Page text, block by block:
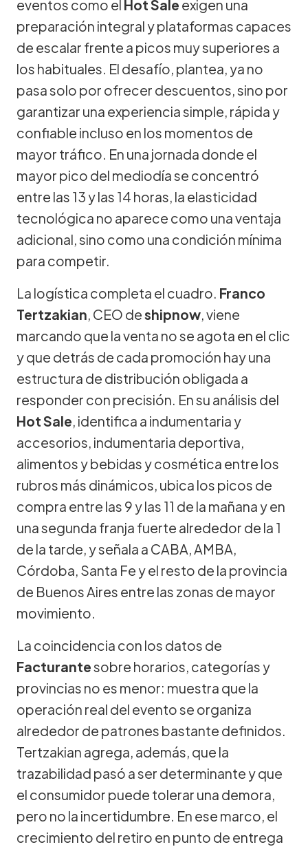
eventos como el Hot Sale exigen una
preparación integral y plataformas capaces
de escalar frente a picos muy superiores a
los habituales. El desafío, plantea, ya no
pasa solo por ofrecer descuentos, sino por
garantizar una experiencia simple, rápida y
confiable incluso en los momentos de
mayor tráfico. En una jornada donde el
mayor pico del mediodía se concentró
entre las 13 y las 14 horas, la elasticidad
tecnológica no aparece como una ventaja
adicional, sino como una condición mínima
para competir.
La logística completa el cuadro. Franco
Tertzakian, CEO deshipnow, viene
marcando que la venta no se agota en el clic
y que detrás de cada promoción hay una
estructura de distribución obligada a
responder con precisión. En su análisis del
Hot Sale, identifica a indumentaria y
accesorios, indumentaria deportiva,
alimentos y bebidas y cosmética entre los
rubros más dinámicos, ubica los picos de
compra entre las 9 y las 11 de la mañana y en
una segunda franja fuerte alrededor de la 1
de la tarde, y señala a CABA, AMBA,
Córdoba, Santa Fe y el resto de la provincia
de Buenos Aires entre las zonas de mayor
movimiento.
La coincidencia con los datos de
Facturantesobre horarios, categorías y
provincias no es menor: muestra que la
operación real del evento se organiza
alrededor de patrones bastante definidos.
Tertzakian agrega, además, que la
trazabilidad pasó a ser determinante y que
el consumidor puede tolerar una demora,
pero no la incertidumbre. En ese marco, el
crecimiento del retiro en punto de entrega